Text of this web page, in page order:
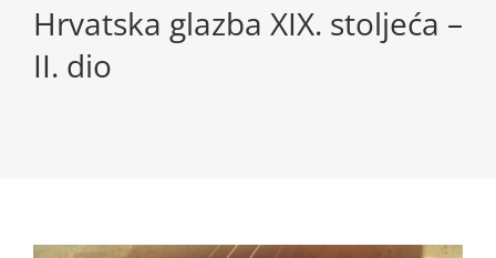
Hrvatska glazba XIX. stoljeća –
II. dio